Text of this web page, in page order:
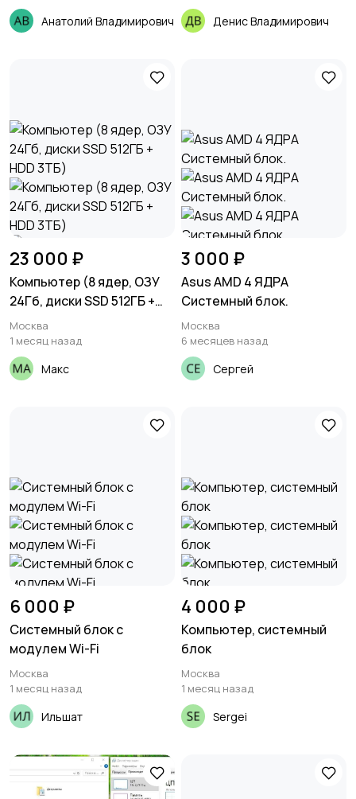
Анатолий Владимирович Денис Владимирович
23 000 ₽
Компьютер (8 ядер, ОЗУ
24Гб, диски SSD 512ГБ +
HDD 3ТБ)
Москва
1 месяц назад
Макс
3 000 ₽
Asus AMD 4 ЯДРА
Системный блок.
Москва
6 месяцев назад
Сергей
6 000 ₽
Системный блок с
модулем Wi-Fi
Москва
1 месяц назад
Ильшат
4 000 ₽
Компьютер, системный
блок
Москва
1 месяц назад
Sergei